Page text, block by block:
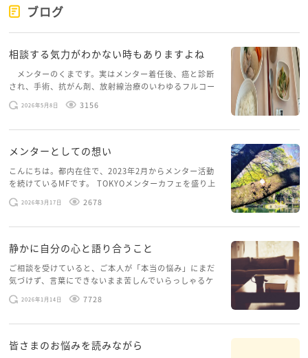
ブログ
相談する気力がわかない時もありますよね
メンターのくまです。実はメンター着任後、癌と診断
され、手術、抗がん剤、放射線治療のいわゆるフルコー
スを体験していて、しばらくメンターカフェに来られて
いませんでした。体力だけでなく、気力も落ちパソコン
2026年5月8日 3156
メンターとしての想い
こんにちは。都内在住で、2023年2月からメンター活動
を続けているMFです。 TOKYOメンターカフェを盛り上
げたいという想いから、勇気を出して初めてブログを投
稿してみようと思います。少し自分のことを書いてみま
2026年3月17日 2678
静かに自分の心と語り合うこと
ご相談を受けていると、ご本人が「本当の悩み」にまだ
気づけず、言葉にできないまま苦しんでいらっしゃるケ
ースがありますお悩みというのは、心の深いところ（深
層心理）に触れることで、まったく違う角度から解決の
2026年1月14日 7728
皆さまのお悩みを読みながら